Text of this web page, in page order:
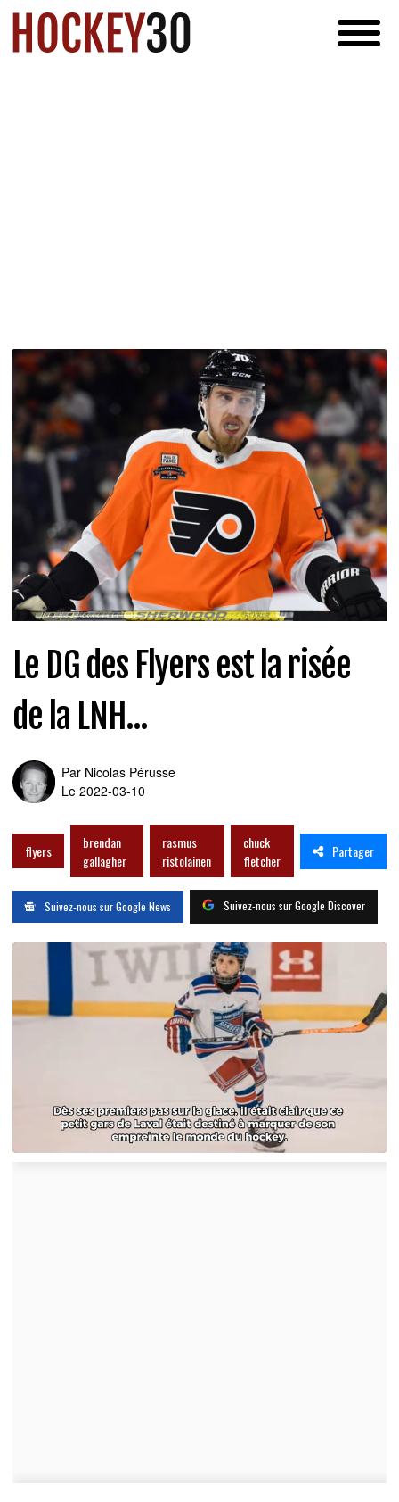
Le DG des Flyers est la risée
de la LNH...
Par Nicolas Pérusse
Le 2022-03-10
flyers
brendan
gallagher
rasmus
ristolainen
chuck
fletcher
Partager
Suivez-nous sur Google News Suivez-nous sur Google Discover